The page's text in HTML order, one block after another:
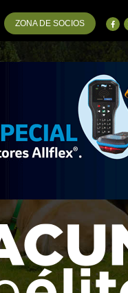
ZONA DE SOCIOS